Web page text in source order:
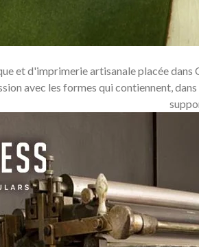
et d'imprimerie artisanale placée
avec les formes qui contiennent,